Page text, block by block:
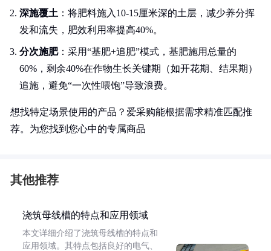
深施覆土 ：将肥料施入10-15厘米深的土层，减少养分挥
发和流失，肥效利用率提高40%。
分次施肥：采用“基肥+追肥”模式，基肥施用总量的
60%，剩余40%在作物生长关键期（如开花期、结果期）
追施，避免“一次性喂饱”导致浪费。
想找特定场景使用的产品？爱采购能根据需求精准匹配推
荐。为您找到您心中的专属商品
其他推荐
浇筑母线槽的特点和应用领域
本文详细介绍了浇筑母线槽的特点和
应用领域。其特点包括良好的电气、